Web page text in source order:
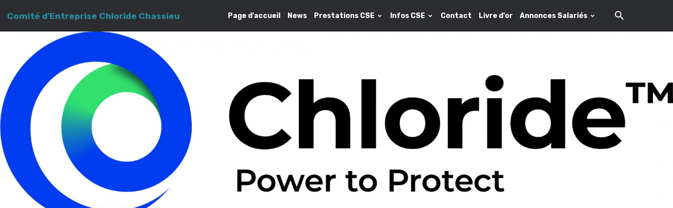
Comité d'Entreprise Chloride Chassieu Page d'accueil News Prestations CSE Infos CSE Contact Livre d'or Annonces Salariés